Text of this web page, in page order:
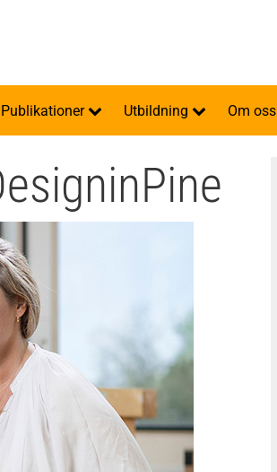
Publikationer Utbildning Om oss